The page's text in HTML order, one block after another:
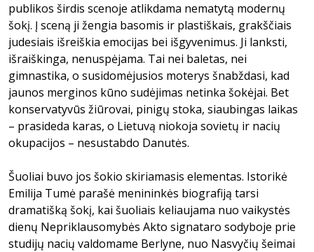
publikos širdis scenoje atlikdama nematytą modernų
šokį. Į sceną ji žengia basomis ir plastiškais, grakščiais
judesiais išreiškia emocijas bei išgyvenimus. Ji lanksti,
išraiškinga, nenuspėjama. Tai nei baletas, nei
gimnastika, o susidomėjusios moterys šnabždasi, kad
jaunos merginos kūno sudėjimas netinka šokėjai. Bet
konservatyvūs žiūrovai, pinigų stoka, siaubingas laikas
– prasideda karas, o Lietuvą niokoja sovietų ir nacių
okupacijos – nesustabdo Danutės.
Šuoliai buvo jos šokio skiriamasis elementas. Istorikė
Emilija Tumė parašė menininkės biografiją tarsi
dramatišką šokį, kai šuoliais keliaujama nuo vaikystės
dienų Nepriklausomybės Akto signataro sodyboje prie
studijų nacių valdomame Berlyne, nuo Nasvyčių šeimai